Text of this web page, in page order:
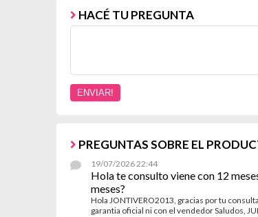
HACÉ TU PREGUNTA
PREGUNTAS SOBRE EL
19/07/2026 22:44
Hola te consulto viene con 12
meses?
Hola JONTIVERO2013, gracias por tu
garantia oficial ni con el vendedor Saludos,